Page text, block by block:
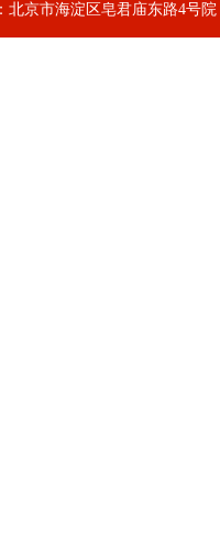
北京市海淀区皂君庙东路4号院